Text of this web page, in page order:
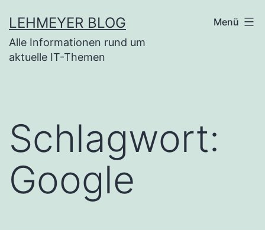
Inhalt
springen
LEHMEYER BLOG
Alle Informationen rund um
aktuelle IT-Themen
Menü
Schlagwort:
Google